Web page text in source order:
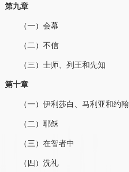
第九章
（一）会幕
（二）不信
（三）士师、列王和先知
第十章
（一）伊利莎白、马利亚和约翰
（二）耶稣
（三）在智者中
（四）洗礼